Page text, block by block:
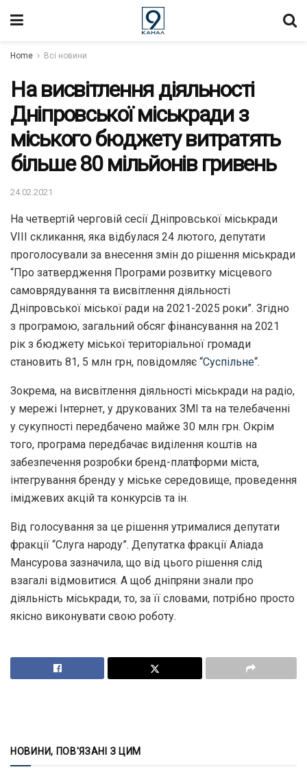
Home Всі новини
На висвітлення діяльності
Дніпровської міськради з
міського бюджету витратять
більше 80 мільйонів гривень
24.02.2021
На четвертій черговій сесії Дніпровської міськради
VIII скликання, яка відбулася 24 лютого, депутати
проголосували за внесення змін до рішення міськради
“Про затвердження Програми розвитку місцевого
самоврядування та висвітлення діяльності
Дніпровської міської ради на 2021-2025 роки”. Згідно
з програмою, загальний обсяг фінансування на 2021
рік з бюджету міської територіальної громади
становить 81, 5 млн грн, повідомляє “Суспільне“.
Зокрема, на висвітлення діяльності міськради на радіо,
у мережі Інтернет, у друкованих ЗМІ та на телебаченні
у сукупності передбачено майже 30 млн грн. Окрім
того, програма передбачає виділення коштів на
забезпечення розробки бренд-платформи міста,
інтегрування бренду у міське середовище, проведення
іміджевих акцій та конкурсів та ін.
Від голосування за це рішення утрималися депутати
фракції “Слуга народу”. Депутатка фракції Аліада
Мансурова зазначила, що від цього рішення слід
взагалі відмовитися. А щоб дніпряни знали про
діяльність міськради, то, за її словами, потрібно просто
якісно виконувати свою роботу.
НОВИНИ, ПОВ'ЯЗАНІ З ЦИМ